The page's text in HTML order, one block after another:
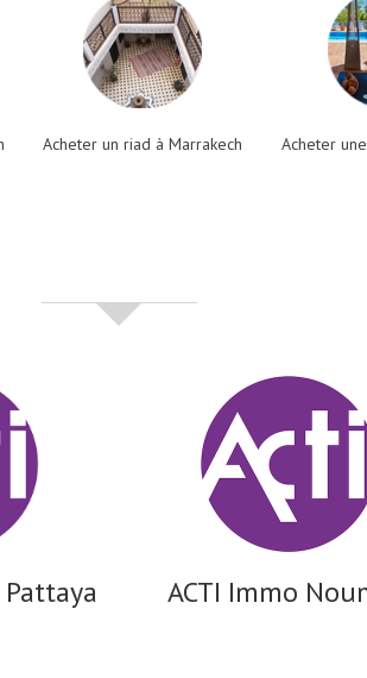
Acheter un riad à Marrakech Acheter
Pattaya ACTI Immo